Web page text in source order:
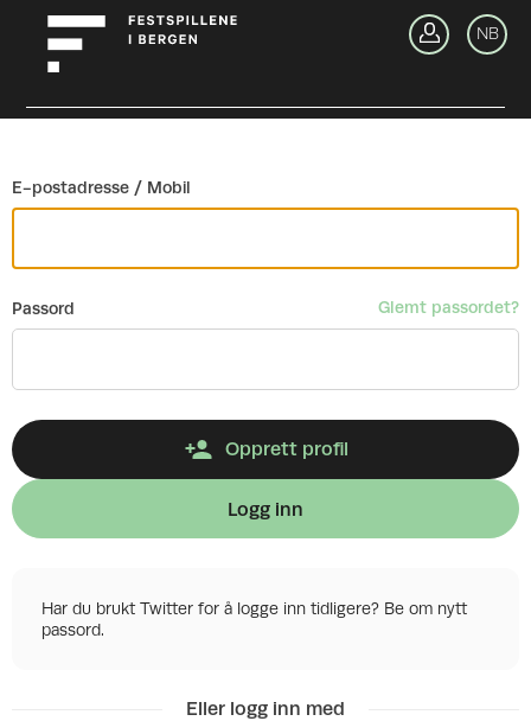
NB
E-postadresse / Mobil
Passord Glemt passordet?
Opprett profil
Logg inn
Har du brukt Twitter for å logge inn tidligere? Be om nytt
passord.
Eller logg inn med